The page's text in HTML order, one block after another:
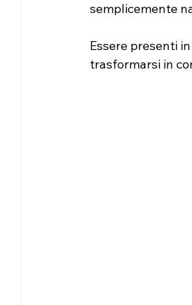
semplicemente
Essere presenti
trasformarsi in